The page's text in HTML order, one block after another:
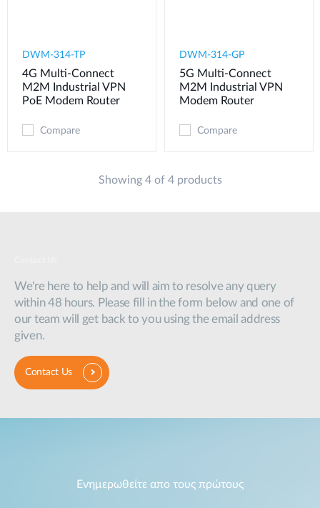
DWM-314-TP
4G Multi-Connect
M2M Industrial VPN
PoE Modem​ Router
Compare
DWM-314-GP
5G Multi-Connect
M2M Industrial VPN
Modem​ Router
Compare
Showing 4 of 4 products
We're here to help and will aim to resolve any query
within 48 hours. Please fill in the form below and one of
our team will get back to you using the email address
given.
Contact Us
Ενημερωθείτε απο τους πρώτους